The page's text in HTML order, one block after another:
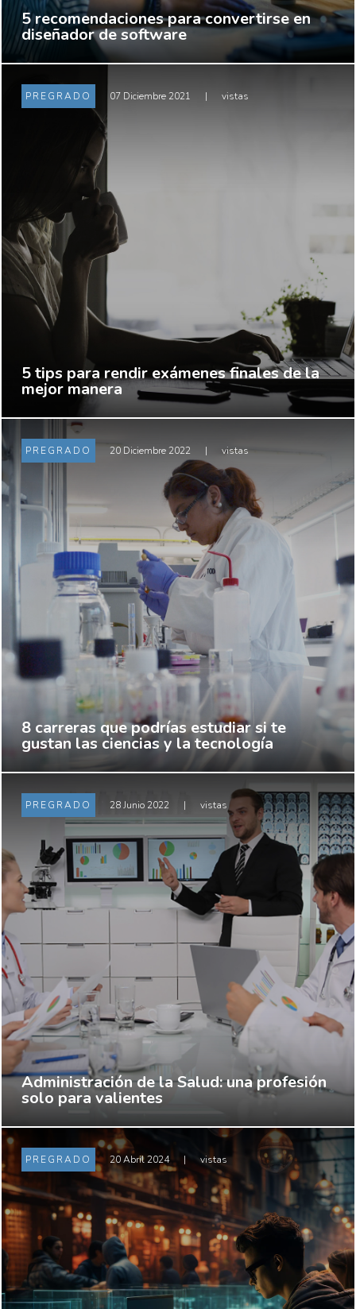
5 recomendaciones para convertirse en
diseñador de software
PREGRADO 07 Diciembre 2021 | vistas
5 tips para rendir exámenes finales de la
mejor manera
PREGRADO 20 Diciembre 2022 | vistas
8 carreras que podrías estudiar si te
gustan las ciencias y la tecnología
PREGRADO 28 Junio 2022 | vistas
Administración de la Salud: una profesión
solo para valientes
PREGRADO 20 Abril 2024 | vistas